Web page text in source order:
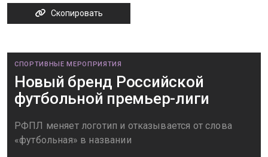
Скопировать
СПОРТИВНЫЕ МЕРОПРИЯТИЯ
Новый бренд Российской
футбольной премьер-лиги
РФПЛ меняет логотип и отказывается от слова
«футбольная» в названии